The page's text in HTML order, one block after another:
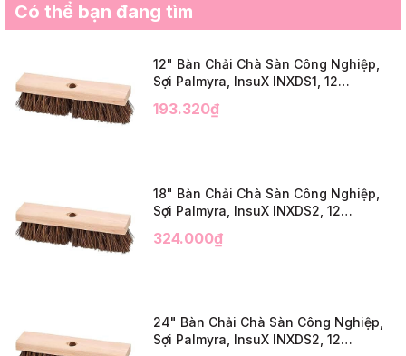
Có thể bạn đang tìm
12" Bàn Chải Chà Sàn Công Nghiệp,
Sợi Palmyra, InsuX INXDS1, 12
Trim)
193.320₫
18" Bàn Chải Chà Sàn Công Nghiệp,
Sợi Palmyra, InsuX INXDS2, 12
Trim)
324.000₫
24" Bàn Chải Chà Sàn Công Nghiệp,
Sợi Palmyra, InsuX INXDS2, 12